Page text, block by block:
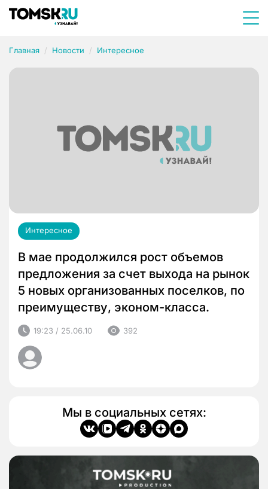
Главная Новости Интересное
Интересное
В мае продолжился рост объемов
предложения за счет выхода на рынок
5 новых организованных поселков, по
преимуществу, эконом-класса.
19:23 / 25.06.10 392
Мы в социальных сетях: